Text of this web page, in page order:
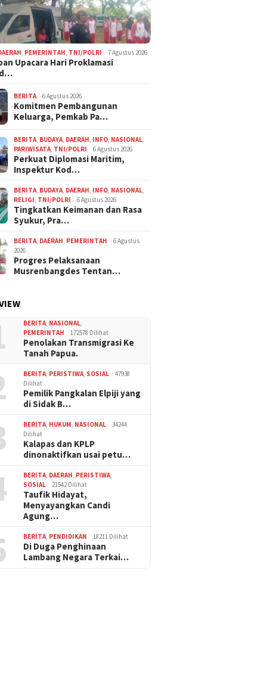
Crues Collen
PEMERINTAH TNI/POLRI 7 Agustus 2026
Upacara Hari Proklamasi
BERITA 6 Agustus 2026
Komitmen Pembangunan
Keluarga, Pemkab Pa…
BERITA BUDAYA DAERAH INFO NASIONAL
PARIWISATA TNI/POLRI 6 Agustus 2026
Perkuat Diplomasi Maritim,
Inspektur Kod…
BERITA BUDAYA DAERAH INFO NASIONAL
RELIGI TNI/POLRI 6 Agustus 2026
Tingkatkan Keimanan dan Rasa
Syukur, Pra…
BERITA DAERAH PEMERINTAH
6 Agustus
2026
Progres Pelaksanaan
Musrenbangdes Tentan…
BERITA NASIONAL
PEMERINTAH
172578 Dilihat
Penolakan Transmigrasi Ke
Tanah Papua.
BERITA PERISTIWA SOSIAL
47938
Dilihat
Pemilik Pangkalan Elpiji yang
di Sidak B…
BERITA HUKUM NASIONAL
34244
Dilihat
Kalapas dan KPLP
dinonaktifkan usai petu…
BERITA DAERAH PERISTIWA
SOSIAL
21542 Dilihat
Taufik Hidayat,
Menyayangkan Candi
Agung…
BERITA PENDIDIKAN 18211 Dilihat
Di Duga Penghinaan
Lambang Negara Terkai…